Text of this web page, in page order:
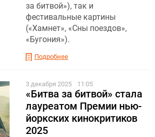
за битвой»), так и
фестивальные картины
(«Хамнет», «Сны поездов»,
«Бугония»).
Подробнее
3 декабря 2025 11:05
«Битва за битвой» стала
лауреатом Премии нью-
йоркских кинокритиков
2025